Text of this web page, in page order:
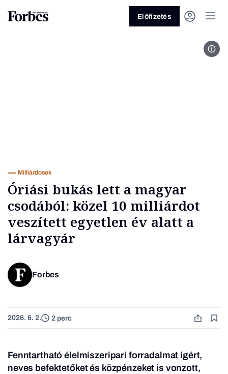
Üzlet
Előfizetés
Milliárdosok
Óriási bukás lett a magyar
csodából: közel 10 milliárdot
veszített egyetlen év alatt a
lárvagyár
Forbes
2026. 6. 2. 2 perc
Fenntartható élelmiszeripari forradalmat ígért,
neves befektetőket és közpénzeket is vonzott,